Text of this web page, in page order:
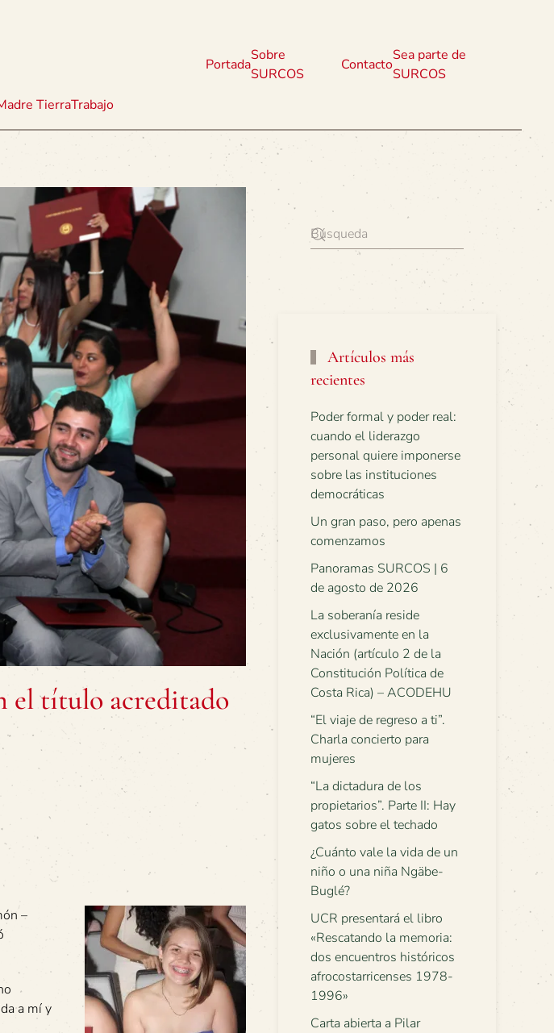
TierraTrabajo
Portada
Sobre
SURCOS
Contacto
Sea parte de
SURCOS
el título acreditado
–
a mí y
Artículos más
recientes
Poder formal y poder real:
cuando el liderazgo
personal quiere imponerse
sobre las instituciones
democráticas
Un gran paso, pero apenas
comenzamos
Panoramas SURCOS | 6
de agosto de 2026
La soberanía reside
exclusivamente en la
Nación (artículo 2 de la
Constitución Política de
Costa Rica) – ACODEHU
“El viaje de regreso a ti”.
Charla concierto para
mujeres
“La dictadura de los
propietarios”. Parte II: Hay
gatos sobre el techado
¿Cuánto vale la vida de un
niño o una niña Ngäbe-
Buglé?
UCR presentará el libro
«Rescatando la memoria:
dos encuentros históricos
afrocostarricenses 1978-
1996»
Carta abierta a Pilar